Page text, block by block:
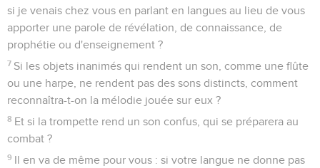
si je venais chez vous en parlant en langues au lieu de vous
apporter une parole de révélation, de connaissance, de
prophétie ou d'enseignement ?
7 Si les objets inanimés qui rendent un son, comme une flûte
ou une harpe, ne rendent pas des sons distincts, comment
reconnaîtra-t-on la mélodie jouée sur eux ?
8 Et si la trompette rend un son confus, qui se préparera au
combat ?
9 Il en va de même pour vous : si votre langue ne donne pas